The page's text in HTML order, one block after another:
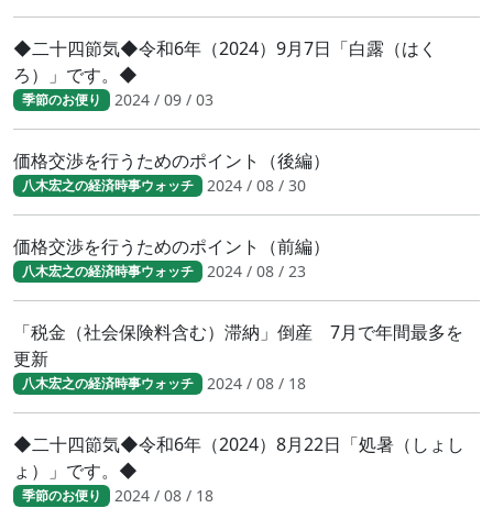
◆二十四節気◆令和6年（2024）9月7日「白露（はく
ろ）」です。◆
季節のお便り 2024 / 09 / 03
価格交渉を行うためのポイント（後編）
八木宏之の経済時事ウォッチ 2024 / 08 / 30
価格交渉を行うためのポイント（前編）
八木宏之の経済時事ウォッチ 2024 / 08 / 23
「税金（社会保険料含む）滞納」倒産 7月で年間最多を
更新
八木宏之の経済時事ウォッチ 2024 / 08 / 18
◆二十四節気◆令和6年（2024）8月22日「処暑（しょし
ょ）」です。◆
季節のお便り 2024 / 08 / 18